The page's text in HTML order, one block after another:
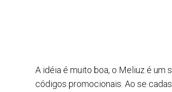
A idéia é muito boa, o Meliuz é
códigos promocionais. Ao se